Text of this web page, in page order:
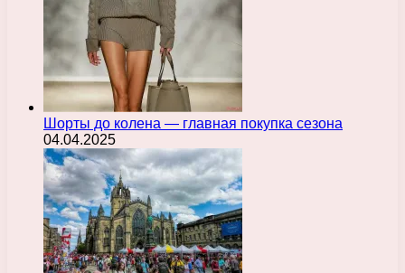
Шорты до колена — главная покупка сезона
04.04.2025